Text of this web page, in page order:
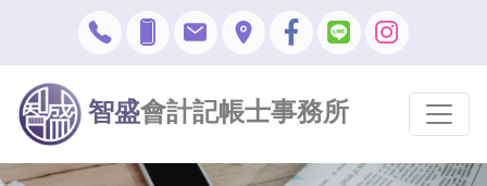
智盛會計記帳士事務所